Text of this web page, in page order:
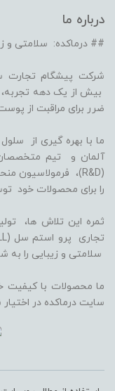
درباره ما
## درماکده: سلامتی و
شرکت پیشگام تجارت
بیش از یک دهه
ضرر برای مراقبت از
آلمان و تیم متخصصان
را برای محصولات خود
ثمره این تلاش ها،
تجاری پرو استم سل (PRO STEM CELL) و
سلامتی و زیبایی را
ما محصولات با کیفیت
سایت درماکده در